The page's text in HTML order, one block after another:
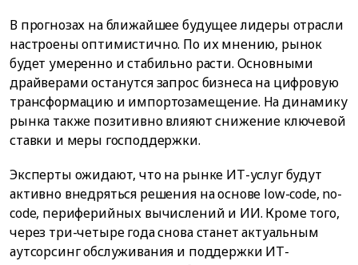
В прогнозах на ближайшее будущее лидеры отрасли
настроены оптимистично. По их мнению, рынок
будет умеренно и стабильно расти. Основными
драйверами останутся запрос бизнеса на цифровую
трансформацию и импортозамещение. На динамику
рынка также позитивно влияют снижение ключевой
ставки и меры господдержки.
Эксперты ожидают, что на рынке ИТ-услуг будут
активно внедряться решения на основе low-code, no-
code, периферийных вычислений и ИИ. Кроме того,
через три-четыре года снова станет актуальным
аутсорсинг обслуживания и поддержки ИТ-